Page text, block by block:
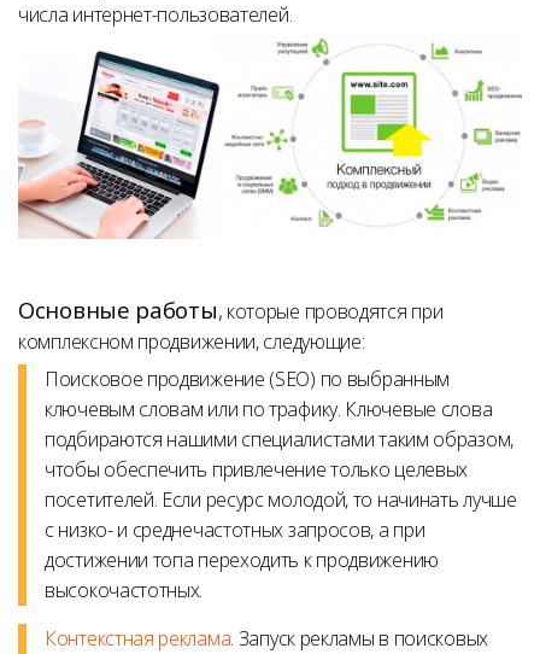
числа интернет-пользователей.
Основные работы, которые проводятся при
комплексном продвижении, следующие:
Поисковое продвижение (SEO) по выбранным
ключевым словам или по трафику. Ключевые слова
подбираются нашими специалистами таким образом,
чтобы обеспечить привлечение только целевых
посетителей. Если ресурс молодой, то начинать лучше
с низко- и среднечастотных запросов, а при
достижении топа переходить к продвижению
высокочастотных.
Контекстная реклама. Запуск рекламы в поисковых